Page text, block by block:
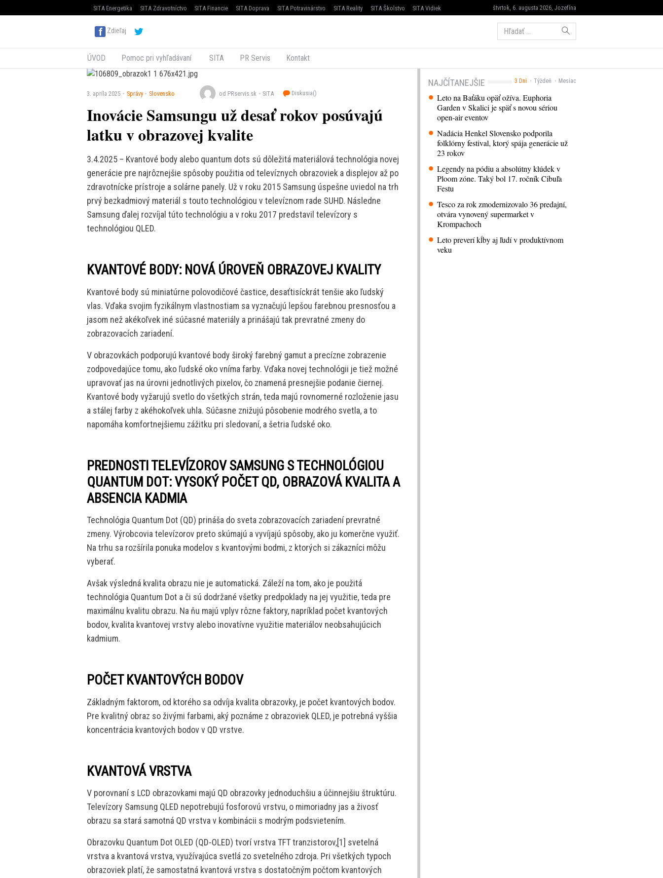
štvrtok, 6. augusta 2026, Jozefína
SITA Energetika SITA Zdravotníctvo SITA Financie SITA Doprava SITA Potravinárstvo SITA Reality SITA Školstvo SITA Vidiek
Zdieľaj Hľadať:
ÚVOD Pomoc pri vyhľadávaní SITA PR Servis Kontakt
3. apríla 2025 Správy Slovensko od PRservis.sk SITA Diskusia()
Inovácie Samsungu už desať rokov posúvajú
latku v obrazovej kvalite
3.4.2025 – Kvantové body alebo quantum dots sú dôležitá materiálová technológia novej
generácie pre najrôznejšie spôsoby použitia od televíznych obrazoviek a displejov až po
zdravotnícke prístroje a solárne panely. Už v roku 2015 Samsung úspešne uviedol na trh
prvý bezkadmiový materiál s touto technológiou v televíznom rade SUHD. Následne
Samsung ďalej rozvíjal túto technológiu a v roku 2017 predstavil televízory s
technológiou QLED.
KVANTOVÉ BODY: NOVÁ ÚROVEŇ OBRAZOVEJ KVALITY
Kvantové body sú miniatúrne polovodičové častice, desaťtisíckrát tenšie ako ľudský
vlas. Vďaka svojim fyzikálnym vlastnostiam sa vyznačujú lepšou farebnou presnosťou a
jasom než akékoľvek iné súčasné materiály a prinášajú tak prevratné zmeny do
zobrazovacích zariadení.
V obrazovkách podporujú kvantové body široký farebný gamut a precízne zobrazenie
zodpovedajúce tomu, ako ľudské oko vníma farby. Vďaka novej technológii je tiež možné
upravovať jas na úrovni jednotlivých pixelov, čo znamená presnejšie podanie čiernej.
Kvantové body vyžarujú svetlo do všetkých strán, teda majú rovnomerné rozloženie jasu
a stálej farby z akéhokoľvek uhla. Súčasne znižujú pôsobenie modrého svetla, a to
napomáha komfortnejšiemu zážitku pri sledovaní, a šetria ľudské oko.
PREDNOSTI TELEVÍZOROV SAMSUNG S TECHNOLÓGIOU
QUANTUM DOT: VYSOKÝ POČET QD, OBRAZOVÁ KVALITA A
ABSENCIA KADMIA
Technológia Quantum Dot (QD) prináša do sveta zobrazovacích zariadení prevratné
zmeny. Výrobcovia televízorov preto skúmajú a vyvíjajú spôsoby, ako ju komerčne využiť.
Na trhu sa rozšírila ponuka modelov s kvantovými bodmi, z ktorých si zákazníci môžu
vyberať.
Avšak výsledná kvalita obrazu nie je automatická. Záleží na tom, ako je použitá
technológia Quantum Dot a či sú dodržané všetky predpoklady na jej využitie, teda pre
maximálnu kvalitu obrazu. Na ňu majú vplyv rôzne faktory, napríklad počet kvantových
bodov, kvalita kvantovej vrstvy alebo inovatívne využitie materiálov neobsahujúcich
kadmium.
POČET KVANTOVÝCH BODOV
Základným faktorom, od ktorého sa odvíja kvalita obrazovky, je počet kvantových bodov.
Pre kvalitný obraz so živými farbami, aký poznáme z obrazoviek QLED, je potrebná vyššia
koncentrácia kvantových bodov v QD vrstve.
KVANTOVÁ VRSTVA
V porovnaní s LCD obrazovkami majú QD obrazovky jednoduchšiu a účinnejšiu štruktúru.
Televízory Samsung QLED nepotrebujú fosforovú vrstvu, o mimoriadny jas a živosť
obrazu sa stará samotná QD vrstva v kombinácii s modrým podsvietením.
Obrazovku Quantum Dot OLED (QD-OLED) tvorí vrstva TFT tranzistorov,[1] svetelná
vrstva a kvantová vrstva, využívajúca svetlá zo svetelného zdroja. Pri všetkých typoch
obrazoviek platí, že samostatná kvantová vrstva s dostatočným počtom kvantových
3 Dni Týždeň Mesiac
NAJČÍTANEJŠIE
Leto na Baťáku opäť ožíva. Euphoria
Garden v Skalici je späť s novou sériou
open-air eventov
Nadácia Henkel Slovensko podporila
folklórny festival, ktorý spája generácie už
23 rokov
Legendy na pódiu a absolútny klúdek v
Ploom zóne. Taký bol 17. ročník Cibuľa
Festu
Tesco za rok zmodernizovalo 36 predajní,
otvára vynovený supermarket v
Krompachoch
Leto preverí kĺby aj ľudí v produktívnom
veku